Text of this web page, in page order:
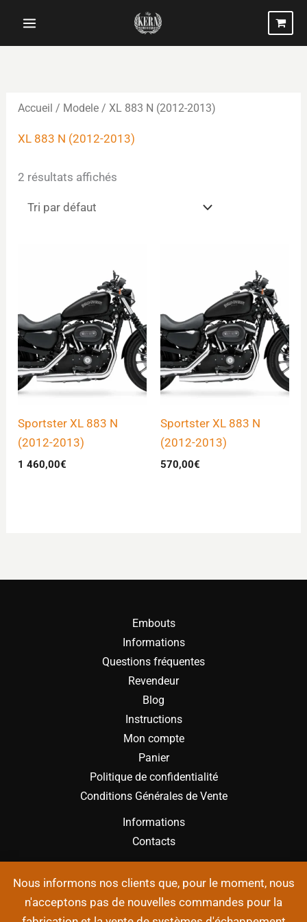
Nous informons nos clients que, pour le moment, nous
n'acceptons pas de nouvelles commandes pour la
contenu
Accueil / Modele / XL 883 N (2012-2013)
XL 883 N (2012-2013)
2 résultats affichés
Sportster XL 883 N
(2012-2013)
1 460,00€
Sportster XL 883 N
(2012-2013)
570,00€
Embouts
Informations
Questions fréquentes
Revendeur
Blog
Instructions
Mon compte
Panier
Politique de confidentialité
Conditions Générales de Vente
Informations
Contacts